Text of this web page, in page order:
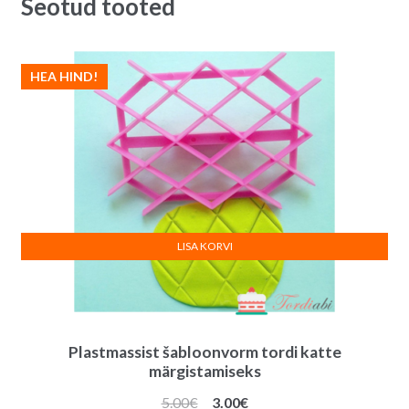
Seotud tooted
Plastmassist šabloonvorm tordi katte
märgistamiseks
HEA HIND!
5.00€
Algne
3.00€Praegune
LISA KORVI